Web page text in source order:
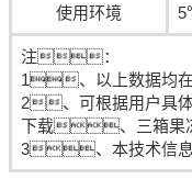
使用环境
注：
1、以上数据均在
2、可根据用户具
下载、三箱果冻
3、本技术信息